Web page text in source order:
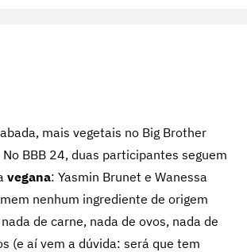
mais vegetais no Big Brother
No BBB 24, duas participantes seguem
vegana: Yasmin Brunet e Wanessa
nenhum ingrediente de origem
de carne, nada de ovos, nada de
(e aí vem a dúvida: será que tem